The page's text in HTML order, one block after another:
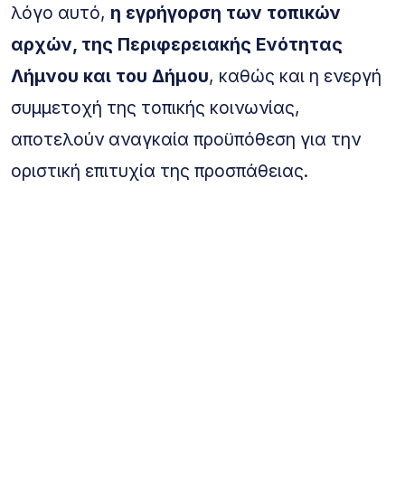
λόγο αυτό, η εγρήγορση των τοπικών
αρχών, της Περιφερειακής Ενότητας
Λήμνου και του Δήμου, καθώς και η ενεργή
συμμετοχή της τοπικής κοινωνίας,
αποτελούν αναγκαία προϋπόθεση για την
οριστική επιτυχία της προσπάθειας.